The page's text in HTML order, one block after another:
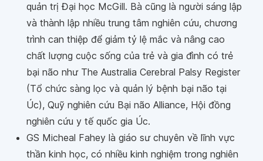
quản trị Đại học McGill. Bà cũng là người sáng lập
và thành lập nhiều trung tâm nghiên cứu, chương
trình can thiệp để giảm tỷ lệ mắc và nâng cao
chất lượng cuộc sống của trẻ và gia đình có trẻ
bại não như The Australia Cerebral Palsy Register
(Tổ chức sàng lọc và quản lý bệnh bại não tại
Úc), Quỹ nghiên cứu Bại não Alliance, Hội đồng
nghiên cứu y tế quốc gia Úc.
GS Micheal Fahey là giáo sư chuyên về lĩnh vực
thần kinh học, có nhiều kinh nghiệm trong nghiên